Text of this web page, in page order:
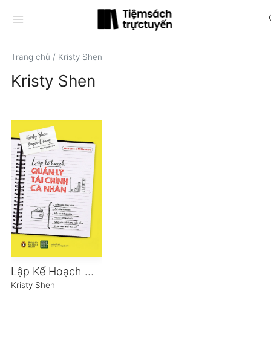
menu
Trang chủ / Kristy Shen
Kristy Shen
Lập Kế Hoạch Quản Lý Tài Chính Cá Nhân
Kristy Shen